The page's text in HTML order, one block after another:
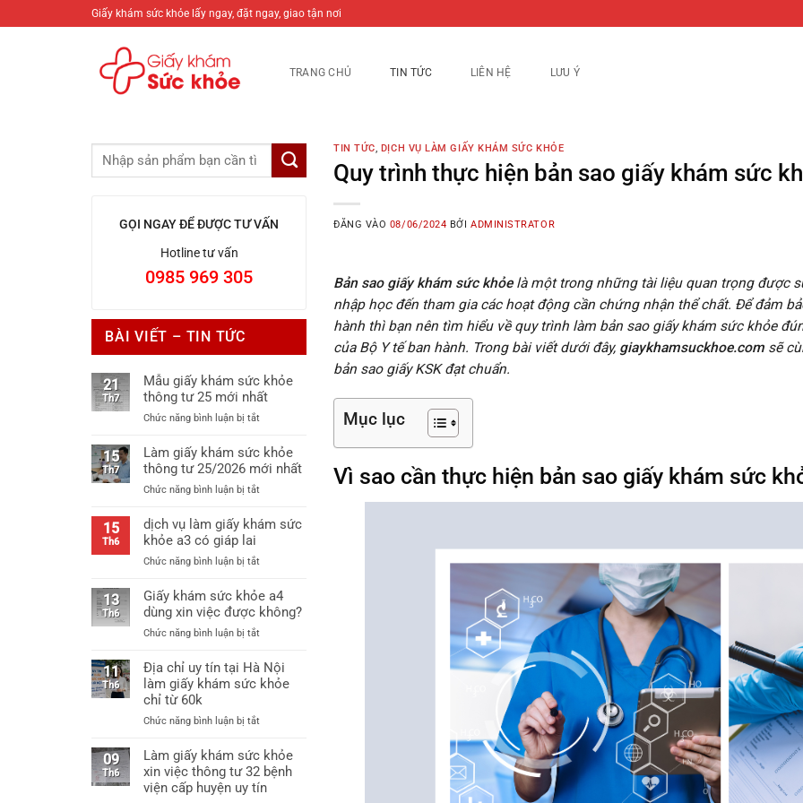
qua
Giấy khám sức khỏe lấy ngay, đặt ngay, giao tận nơi
TRANG CHỦ TIN TỨC LIÊN HỆ LƯU Ý
GỌI NGAY ĐỂ ĐƯỢC TƯ VẤN
Hotline tư vấn
0985 969 305
BÀI VIẾT – TIN TỨC
21
Th7
Mẫu giấy khám sức khỏe
thông tư 25 mới nhất
Chức năng bình luận bị tắtở
giấy
khám
khỏe
tư
15
Th7
Làm giấy khám sức khỏe
thông tư 25/2026 mới nhất
Chức năng bình luận bị tắtở
giấy
khỏe
tư
25/2026
15
Th6
dịch vụ làm giấy khám sức
khỏe a3 có giáp lai
Chức năng bình luận bị tắtở
vụ
làm
khám
khỏe
a3
13
Th6
Giấy khám sức khỏe a4
dùng xin việc được không?
Chức năng bình luận bị tắtở
khám
sức
dùng
việc
được
không?
11
Th6
Địa chỉ uy tín tại Hà Nội
làm giấy khám sức khỏe
chỉ từ 60k
Chức năng bình luận bị tắtở
chỉ
uy
tín
09
Th6
Làm giấy khám sức khỏe
xin việc thông tư 32 bệnh
viện cấp huyện uy tín
TIN TỨC, DỊCH VỤ LÀM GIẤY KHÁM SỨC KHỎE
Quy trình thực hiện bản sao giấy khám sức
ĐĂNG VÀO 08/06/2024 BỞIADMINISTRATOR
Bản sao giấy khám sức khỏelà một trong những tài liệu quan trọng được
nhập học đến tham gia các hoạt động cần chứng nhận thể chất. Để đảm
hành thì bạn nên tìm hiểu về quy trình làm bản sao giấy khám sức khỏe
của Bộ Y tế ban hành. Trong bài viết dưới đây, giaykhamsuckhoe.com sẽ
bản sao giấy KSK đạt chuẩn.
Mục lục
Vì sao cần thực hiện bản sao giấy khám sức